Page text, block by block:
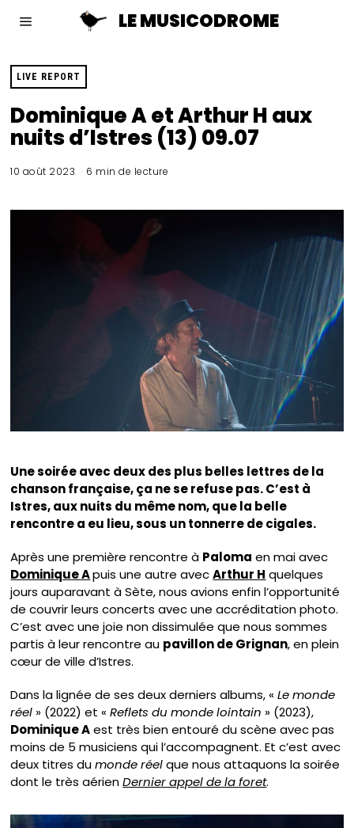
LE MUSICODROME
LIVE REPORT
Dominique A et Arthur H aux
nuits d’Istres (13) 09.07
10 août 2023 6 min de lecture
Une soirée avec deux des plus belles lettres de la
chanson française, ça ne se refuse pas. C’est à
Istres, aux nuits du même nom, que la belle
rencontre a eu lieu, sous un tonnerre de cigales.
Après une première rencontre à Paloma en mai avec
Dominique Apuis une autre avecArthur H quelques
jours auparavant à Sète, nous avions enfin l’opportunité
de couvrir leurs concerts avec une accréditation photo.
C’est avec une joie non dissimulée que nous sommes
partis à leur rencontre au pavillon de Grignan, en plein
cœur de ville d’Istres.
Dans la lignée de ses deux derniers albums, «Le monde
réel » (2022) et «Reflets du monde lointain » (2023),
Dominique Aest très bien entouré du scène avec pas
moins de 5 musiciens qui l’accompagnent. Et c’est avec
deux titres dumonde réelque nous attaquons la soirée
dont le très aérienDernier appel de la foret.